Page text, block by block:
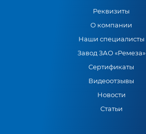
Реквизиты
О компании
Наши специалисты
Завод ЗАО «Ремеза»
Сертификаты
Видеоотзывы
Новости
Статьи